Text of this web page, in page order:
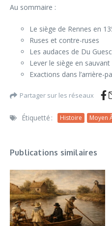
Au sommaire :
Le siège de Rennes en
Ruses et contre-ruses
Les audaces de Du
Lever le siège en sauvant
Exactions dans l’arrière-
Partager sur les réseaux
Étiquetté : Histoire Moyen
Publications similaires